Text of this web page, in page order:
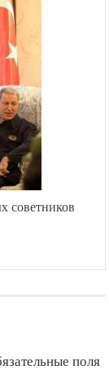
советников
поля